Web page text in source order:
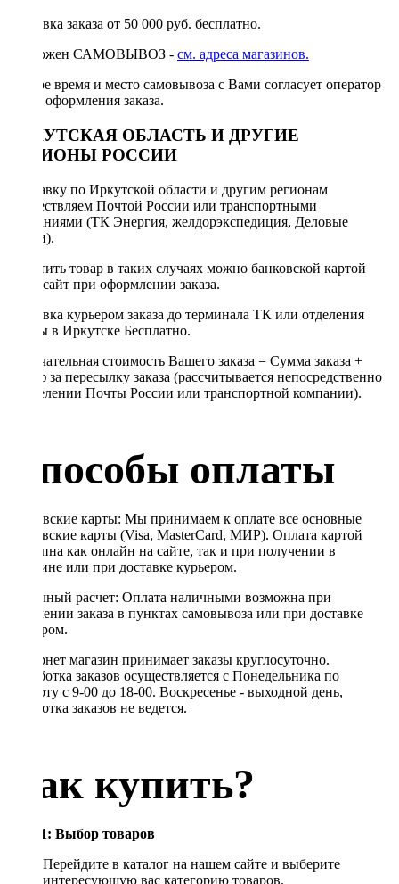
Доставка заказа от 50 000 руб. бесплатно.
Возможен САМОВЫВОЗ - см. адреса магазинов.
Точное время и место самовывоза с Вами согласует оператор
после оформления заказа.
ИРКУТСКАЯ ОБЛАСТЬ И ДРУГИЕ
РЕГИОНЫ РОССИИ
Отправку по Иркутской области и другим регионам
осуществляем Почтой России или транспортными
компаниями (ТК Энергия, желдорэкспедиция, Деловые
линии).
Оплатить товар в таких случаях можно банковской картой
через сайт при оформлении заказа.
Доставка курьером заказа до терминала ТК или отделения
Почты в Иркутске Бесплатно.
Окончательная стоимость Вашего заказа = Сумма заказа +
Тариф за пересылку заказа (рассчитывается непосредственно
в отделении Почты России или транспортной компании).
Способы оплаты
Банковские карты: Мы принимаем к оплате все основные
банковские карты (Visa, MasterCard, МИР). Оплата картой
доступна как онлайн на сайте, так и при получении в
магазине или при доставке курьером.
Наличный расчет: Оплата наличными возможна при
получении заказа в пунктах самовывоза или при доставке
курьером.
Интернет магазин принимает заказы круглосуточно.
Обработка заказов осуществляется с Понедельника по
Субботу с 9-00 до 18-00. Воскресенье - выходной день,
обработка заказов не ведется.
Как купить?
Шаг 1: Выбор товаров
Перейдите в каталог на нашем сайте и выберите
интересующую вас категорию товаров.